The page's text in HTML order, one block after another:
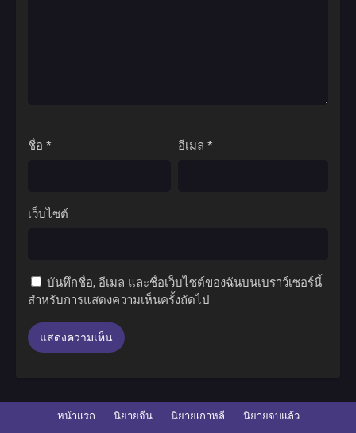
ชื่อ * อีเมล *
เว็บไซต์
บันทึกชื่อ, อีเมล และชื่อเว็บไซต์ของฉันบนเบราว์เซอร์นี้
สำหรับการแสดงความเห็นครั้งถัดไป
หน้าแรก นิยายจีน นิยายเกาหลี นิยายจบแล้ว